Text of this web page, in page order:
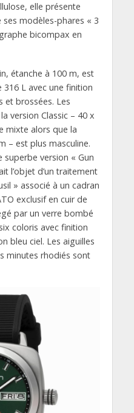
elle présente
ses modèles-phares « 3
bicompax en
étanche à 100 m, est
L avec une finition
et brossées. Les
version Classic – 40 x
mixte alors que la
– est plus masculine.
version « Gun
l’objet d’un traitement
» associé à un cadran
exclusif en cuir de
par un verre bombé
coloris avec finition
bleu ciel. Les aiguilles
minutes rhodiés sont